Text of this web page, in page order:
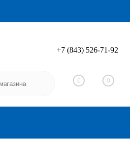
Вход Регистрация
+7 (843) 526-71-92
0 0